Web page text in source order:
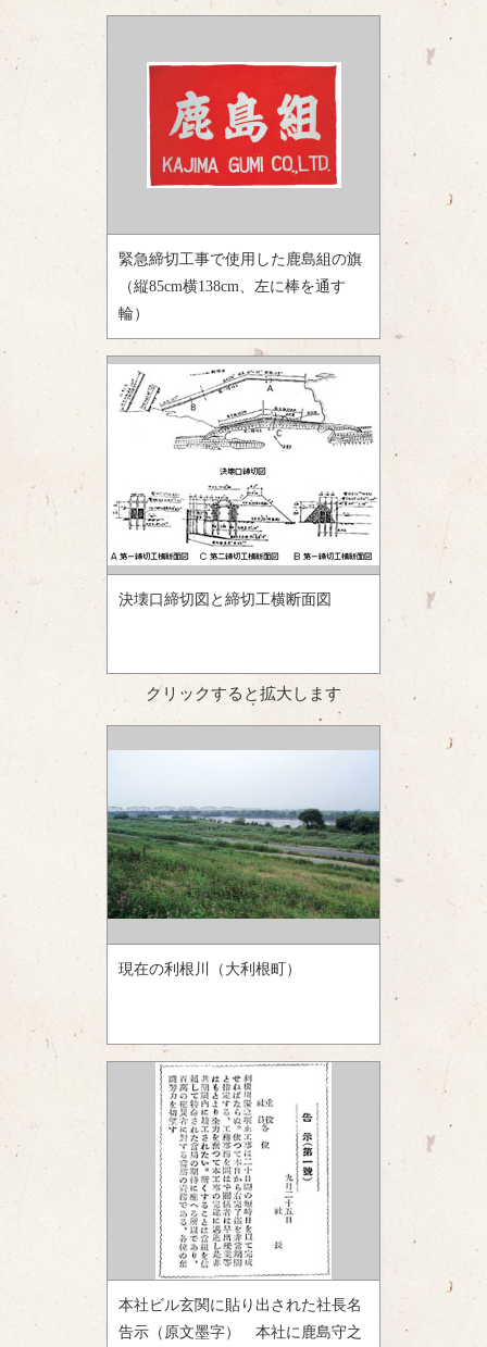
緊急締切工事で使用した鹿島組の旗
（縦85cm横138cm、左に棒を通す
輪）
決壊口締切図と締切工横断面図
クリックすると拡大します
現在の利根川（大利根町）
本社ビル玄関に貼り出された社長名
告示（原文墨字） 本社に鹿島守之